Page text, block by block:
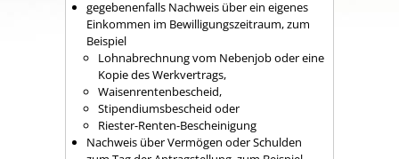
gegebenenfalls Nachweis über ein eigenes
Einkommen im Bewilligungszeitraum, zum
Beispiel
Lohnabrechnung vom Nebenjob oder eine
Kopie des Werkvertrags,
Waisenrentenbescheid,
Stipendiumsbescheid oder
Riester-Renten-Bescheinigung
Nachweis über Vermögen oder Schulden